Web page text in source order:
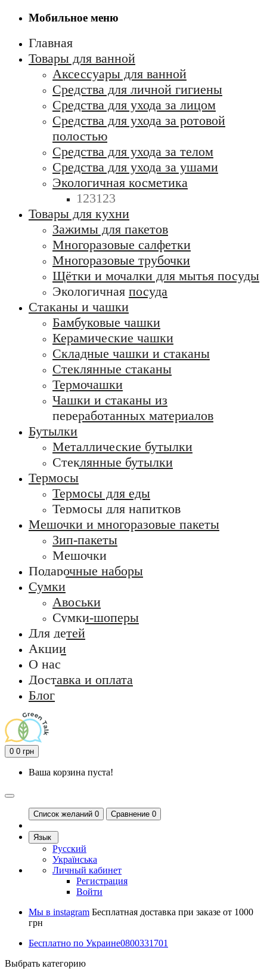
Мобильное меню
Главная
Товары для ванной
Аксессуары для ванной
Средства для личной гигиены
Средства для ухода за лицом
Средства для ухода за ротовой
полостью
Средства для ухода за телом
Средства для ухода за ушами
Экологичная косметика
123123
Товары для кухни
Зажимы для пакетов
Многоразовые салфетки
Многоразовые трубочки
Щётки и мочалки для мытья посуды
Экологичная посуда
Стаканы и чашки
Бамбуковые чашки
Керамические чашки
Складные чашки и стаканы
Стеклянные стаканы
Термочашки
Чашки и стаканы из
переработанных материалов
Бутылки
Металлические бутылки
Стеклянные бутылки
Термосы
Термосы для еды
Термосы для напитков
Мешочки и многоразовые пакеты
Зип-пакеты
Мешочки
Подарочные наборы
Сумки
Авоськи
Сумки-шоперы
Для детей
Акции
О нас
Доставка и оплата
Блог
0 0 грн
Ваша корзина пуста!
Список желаний 0 Сравнение 0
Язык
Русский
Українська
Личный кабинет
Регистрация
Войти
Мы в instagram Бесплатная доставка при заказе от 1000
грн
Бесплатно по Украине0800331701
Выбрать категорию